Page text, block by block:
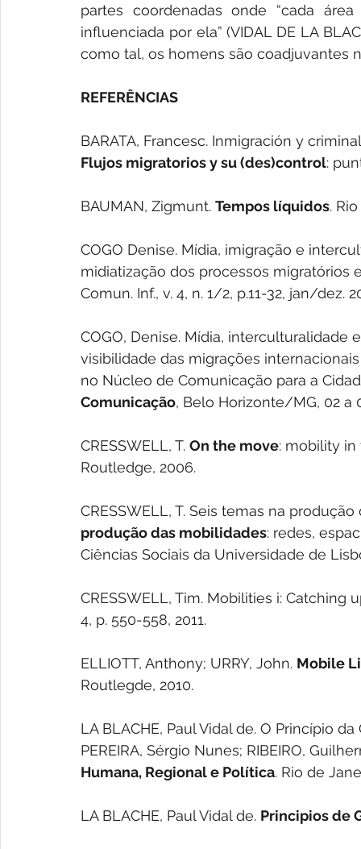
partes coordenadas onde “cada
influenciada por ela” (VIDAL DE LA
como tal, os homens são coadjuvantes
REFERÊNCIAS
BARATA, Francesc. Inmigración y
Flujos migratorios y su (des)control:
BAUMAN, Zigmunt. Tempos líquidos.
COGO Denise. Mídia, imigração e
midiatização dos processos
Comun. Inf., v. 4, n. 1/2, p.11-32, jan/dez.
COGO, Denise. Mídia,
visibilidade das migrações
no Núcleo de Comunicação para a
Comunicação, Belo Horizonte/MG, 02 a
CRESSWELL, T. On the move: mobility
Routledge, 2006.
CRESSWELL, T. Seis temas na
produção das mobilidades: redes,
Ciências Sociais da Universidade de
CRESSWELL, Tim. Mobilities i: Catching
4, p. 550-558, 2011.
ELLIOTT, Anthony; URRY, John. Mobile
Routlegde, 2010.
LA BLACHE, Paul Vidal de. O Princípio
PEREIRA, Sérgio Nunes; RIBEIRO,
Humana, Regional e Política. Rio de
LA BLACHE, Paul Vidal de. Principios de